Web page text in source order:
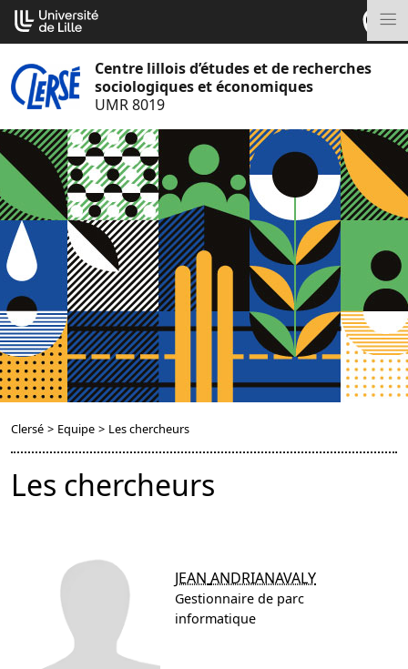
Aller
au
contenu
Centre lillois d’études et de recherches
sociologiques et économiques
UMR 8019
Clersé > Equipe > Les chercheurs
Les chercheurs
JEAN ANDRIANAVALY
Gestionnaire de parc
informatique
Cookies management panel